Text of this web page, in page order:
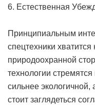
6. Естественная
Принципиальным
спецтехники хватится
природоохранной
технологии
сильнее
стоит заглядеться